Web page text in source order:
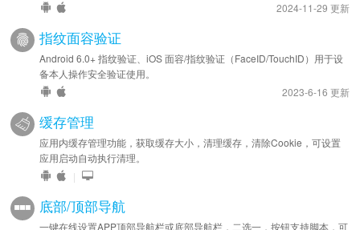
2024-11-29 更新
指纹面容验证
Android 6.0+ 指纹验证、iOS 面容/指纹验证（FaceID/TouchID）用于设
备本人操作安全验证使用。
2023-6-16 更新
缓存管理
应用内缓存管理功能，获取缓存大小，清理缓存，清除Cookie，可设置
应用启动自动执行清理。
|
底部/顶部导航
一键在线设置APP顶部导航栏或底部导航栏，二选一，按钮支持脚本，可